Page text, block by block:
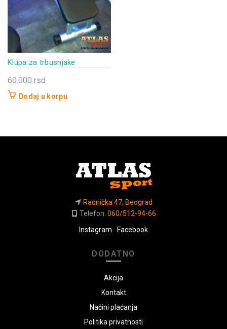
Klupa za trbusnjake
60.000 rsd
Dodaj u korpu
Radnička 47, Beograd
Telefon: 060/512-94-66
Instagram
Facebook
DODATNO
Akcija
Kontakt
Načini plaćanja
Politika privatnosti